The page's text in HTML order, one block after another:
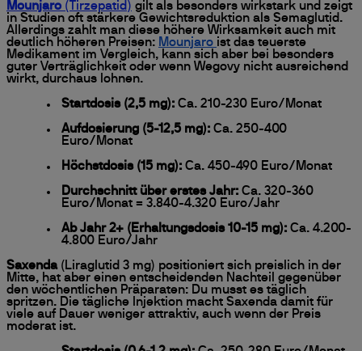
Mounjaro (Tirzepatid) gilt als besonders wirkstark und zeigt
in Studien oft stärkere Gewichtsreduktion als Semaglutid.
Allerdings zahlt man diese höhere Wirksamkeit auch mit
deutlich höheren Preisen: Mounjaro ist das teuerste
Medikament im Vergleich, kann sich aber bei besonders
guter Verträglichkeit oder wenn Wegovy nicht ausreichend
wirkt, durchaus lohnen.
Startdosis (2,5 mg): Ca. 210-230 Euro/Monat
Aufdosierung (5-12,5 mg): Ca. 250-400
Euro/Monat
Höchstdosis (15 mg): Ca. 450-490 Euro/Monat
Durchschnitt über erstes Jahr: Ca. 320-360
Euro/Monat = 3.840-4.320 Euro/Jahr
Ab Jahr 2+ (Erhaltungsdosis 10-15 mg): Ca. 4.200-
4.800 Euro/Jahr
Saxenda (Liraglutid 3 mg) positioniert sich preislich in der
Mitte, hat aber einen entscheidenden Nachteil gegenüber
den wöchentlichen Präparaten: Du musst es täglich
spritzen. Die tägliche Injektion macht Saxenda damit für
viele auf Dauer weniger attraktiv, auch wenn der Preis
moderat ist.